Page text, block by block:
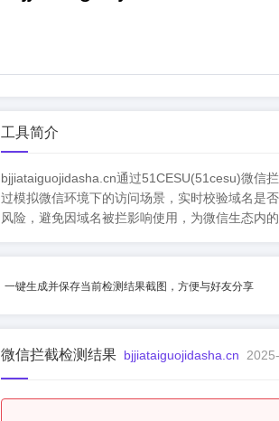
工具简介
bjjiataiguojidasha.cn通过51CESU(51cesu)微信
过模拟微信环境下的访问场景，实时校验域名是
风险，避免因域名被拦影响使用，为微信生态内
一键生成并保存当前检测结果截图，方便与好友分享
微信拦截检测结果 bjjiataiguojidasha.cn